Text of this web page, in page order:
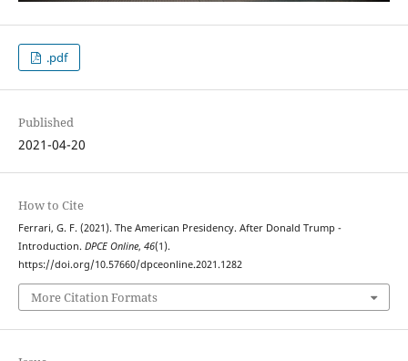
.pdf
Published
2021-04-20
How to Cite
Ferrari, G. F. (2021). The American Presidency. After Donald Trump -
Introduction. DPCE Online, 46(1).
https://doi.org/10.57660/dpceonline.2021.1282
More Citation Formats